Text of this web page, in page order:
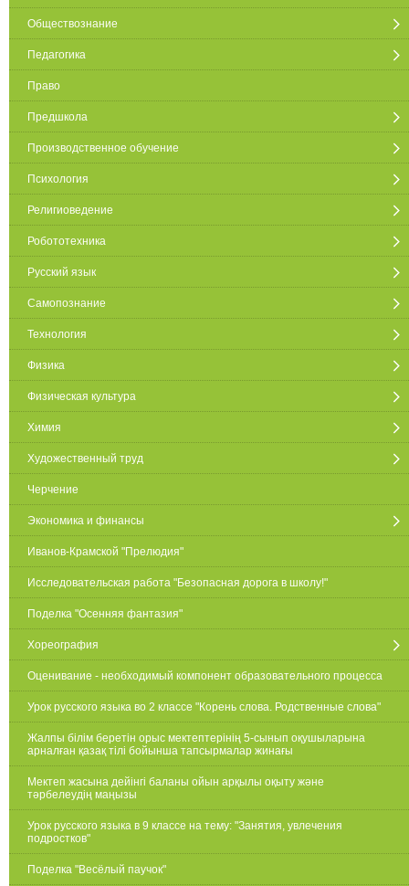
Обществознание
Педагогика
Право
Предшкола
Производственное обучение
Психология
Религиоведение
Робототехника
Русский язык
Самопознание
Технология
Физика
Физическая культура
Химия
Художественный труд
Черчение
Экономика и финансы
Иванов-Крамской "Прелюдия"
Исследовательская работа "Безопасная дорога в школу!"
Поделка "Осенняя фантазия"
Хореография
Оценивание - необходимый компонент образовательного процесса
Урок русского языка во 2 классе "Корень слова. Родственные слова"
Жалпы білім беретін орыс мектептерінің 5-сынып оқушыларына
арналған қазақ тілі бойынша тапсырмалар жинағы
Мектеп жасына дейінгі баланы ойын арқылы оқыту және
тәрбелеудің маңызы
Урок русского языка в 9 классе на тему: "Занятия, увлечения
подростков"
Поделка "Весёлый паучок"